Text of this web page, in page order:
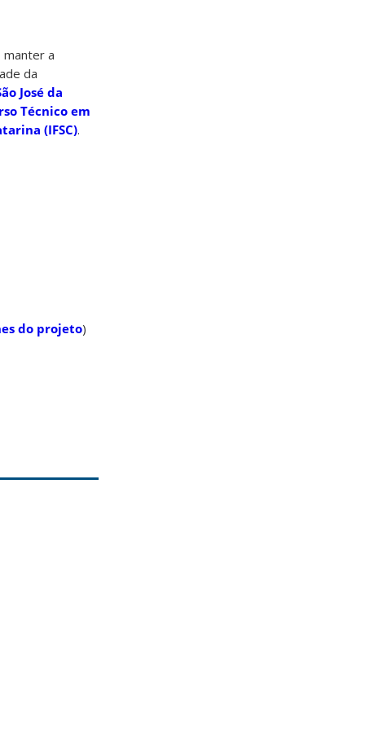
manter a
da
José da
Técnico em
(IFSC).
do projeto)